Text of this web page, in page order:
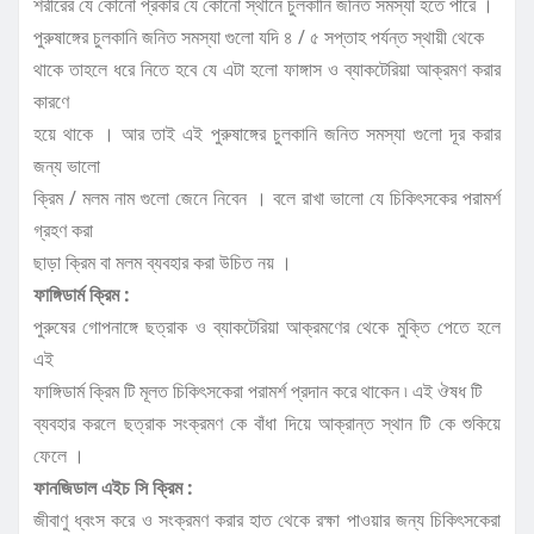
পুরুষাঙ্গের চুলকানি জনিত সমস্যা গুলো যদি ৪ / ৫ সপ্তাহ পর্যন্ত স্থায়ী থেকে
থাকে তাহলে ধরে নিতে হবে যে এটা হলো ফাঙ্গাস ও ব্যাকটেরিয়া আক্রমণ করার
কারণে
হয়ে থাকে । আর তাই এই পুরুষাঙ্গের চুলকানি জনিত সমস্যা গুলো দূর করার
জন্য ভালো
ক্রিম / মলম নাম গুলো জেনে নিবেন । বলে রাখা ভালো যে চিকিৎসকের পরামর্শ
গ্রহণ করা
ছাড়া ক্রিম বা মলম ব্যবহার করা উচিত নয় ।
ফাঙ্গিডার্ম ক্রিম :
পুরুষের গোপনাঙ্গে ছত্রাক ও ব্যাকটেরিয়া আক্রমণের থেকে মুক্তি পেতে হলে
এই
ফাঙ্গিডার্ম ক্রিম টি মূলত চিকিৎসকেরা পরামর্শ প্রদান করে থাকেন ৷ এই ঔষধ টি
ব্যবহার করলে ছত্রাক সংক্রমণ কে বাঁধা দিয়ে আক্রান্ত স্থান টি কে শুকিয়ে
ফেলে ।
ফানজিডাল এইচ সি ক্রিম :
জীবাণু ধ্বংস করে ও সংক্রমণ করার হাত থেকে রক্ষা পাওয়ার জন্য চিকিৎসকেরা